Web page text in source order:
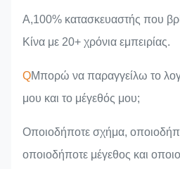
Α,100% κατασκευαστής που
Κίνα με 20+ χρόνια εμπειρίας.
QΜπορώ να παραγγείλω το
μου και το μέγεθός μου;
Οποιοδήποτε σχήμα,
οποιοδήποτε μέγεθος και